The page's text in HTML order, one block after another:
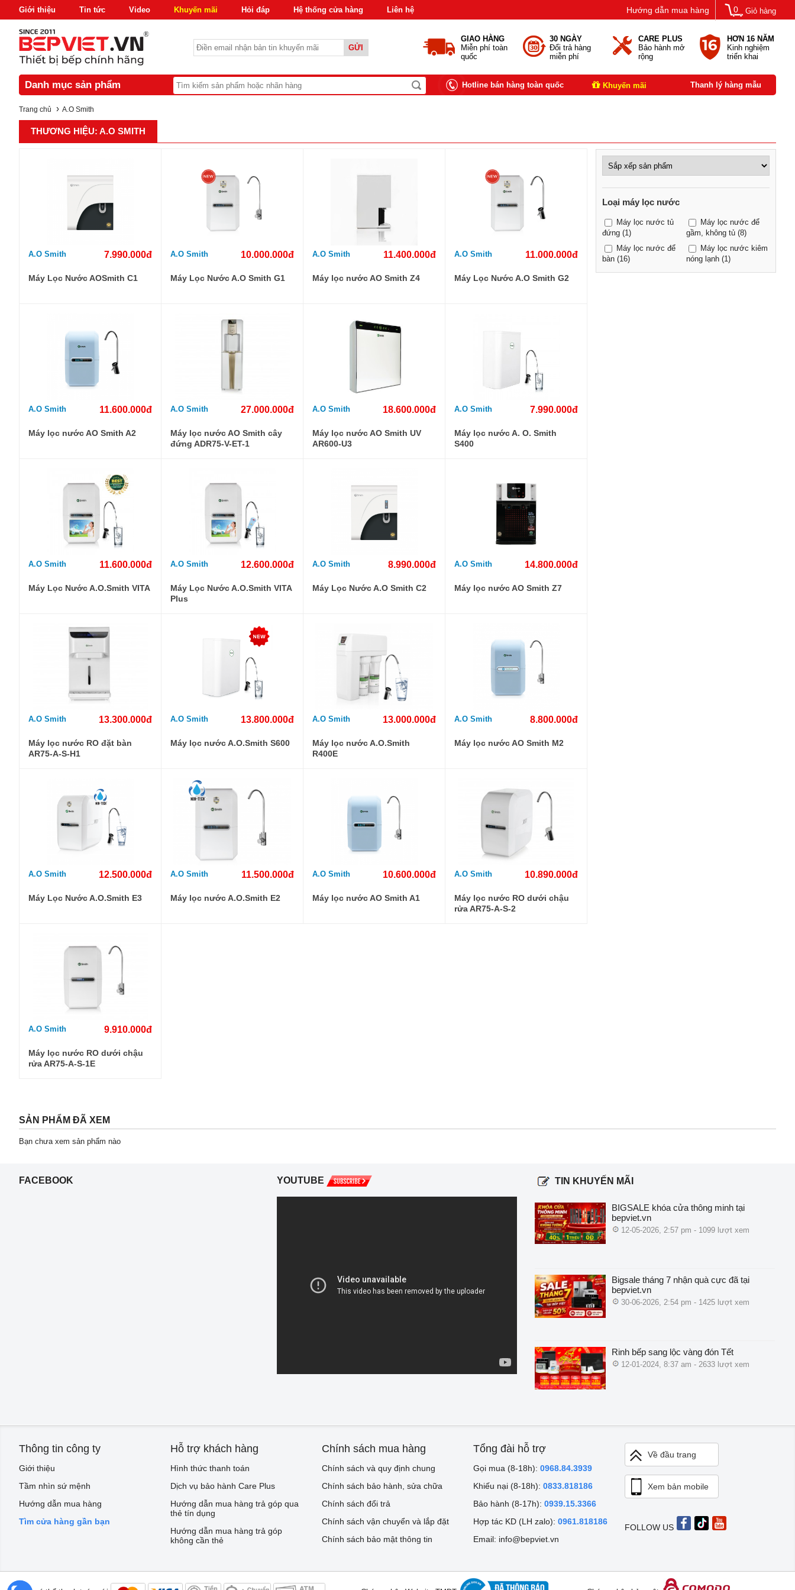
Giới thiệu Tin tức Video Khuyến mãi Hỏi đáp Hệ thống cửa hàng Liên hệ Giỏ hàng
0
Hướng dẫn mua hàng
GỬI
GIAO HÀNG
Miễn phí toàn
quốc
30 NGÀY
Đổi trả hàng
miễn phí
CARE PLUS
Bảo hành mở
rộng
HƠN 16 NĂM
Kinh nghiệm
triển khai
Danh mục sản phẩm Hotline bán hàng toàn quốc Khuyến mãi Thanh lý hàng mẫu
Trang chủ › A.O Smith
THƯƠNG HIỆU: A.O SMITH
A.O Smith 7.990.000đ
Máy Lọc Nước AOSmith C1
A.O Smith 10.000.000đ
Máy Lọc Nước A.O Smith G1
A.O Smith 11.400.000đ
Máy lọc nước AO Smith Z4
A.O Smith 11.000.000đ
Máy Lọc Nước A.O Smith G2
A.O Smith 11.600.000đ
Máy lọc nước AO Smith A2
A.O Smith 27.000.000đ
Máy lọc nước AO Smith cây
đứng ADR75-V-ET-1
A.O Smith 18.600.000đ
Máy lọc nước AO Smith UV
AR600-U3
A.O Smith 7.990.000đ
Máy lọc nước A. O. Smith
S400
A.O Smith 11.600.000đ
Máy Lọc Nước A.O.Smith VITA
A.O Smith 12.600.000đ
Máy Lọc Nước A.O.Smith VITA
Plus
A.O Smith 8.990.000đ
Máy Lọc Nước A.O Smith C2
A.O Smith 14.800.000đ
Máy lọc nước AO Smith Z7
A.O Smith 13.300.000đ
Máy lọc nước RO đặt bàn
AR75-A-S-H1
A.O Smith 13.800.000đ
Máy lọc nước A.O.Smith S600
A.O Smith 13.000.000đ
Máy lọc nước A.O.Smith
R400E
A.O Smith 8.800.000đ
Máy lọc nước AO Smith M2
A.O Smith 12.500.000đ
Máy Lọc Nước A.O.Smith E3
A.O Smith 11.500.000đ
Máy lọc nước A.O.Smith E2
A.O Smith 10.600.000đ
Máy lọc nước AO Smith A1
A.O Smith 10.890.000đ
Máy lọc nước RO dưới chậu
rửa AR75-A-S-2
A.O Smith 9.910.000đ
Máy lọc nước RO dưới chậu
rửa AR75-A-S-1E
Loại máy lọc nước
Máy lọc nước tủ
đứng (1)
Máy lọc nước để
gầm, không tủ (8)
Máy lọc nước để
bàn (16)
Máy lọc nước kiêm
nóng lạnh (1)
SẢN PHẨM ĐÃ XEM
Bạn chưa xem sản phẩm nào
FACEBOOK YOUTUBE TIN KHUYẾN MÃI
BIGSALE khóa cửa thông minh tại
bepviet.vn
12-05-2026, 2:57 pm - 1099 lượt xem
Bigsale tháng 7 nhận quà cực đã tại
bepviet.vn
30-06-2026, 2:54 pm - 1425 lượt xem
Rinh bếp sang lộc vàng đón Tết
12-01-2024, 8:37 am - 2633 lượt xem
Thông tin công ty
Giới thiệu
Tầm nhìn sứ mệnh
Hướng dẫn mua hàng
Tìm cửa hàng gần bạn
Hỗ trợ khách hàng
Hình thức thanh toán
Dịch vụ bảo hành Care Plus
Hướng dẫn mua hàng trả góp qua
thẻ tín dụng
Hướng dẫn mua hàng trả góp
không cần thẻ
Chính sách mua hàng
Chính sách và quy định chung
Chính sách bảo hành, sửa chữa
Chính sách đổi trả
Chính sách vận chuyển và lắp đặt
Chính sách bảo mật thông tin
Tổng đài hỗ trợ
Gọi mua (8-18h): 0968.84.3939
Khiếu nại (8-18h): 0833.818186
Bảo hành (8-17h): 0939.15.3366
Hợp tác KD (LH zalo): 0961.818186
Email: info@bepviet.vn
Về đầu trang
Xem bản mobile
FOLLOW US